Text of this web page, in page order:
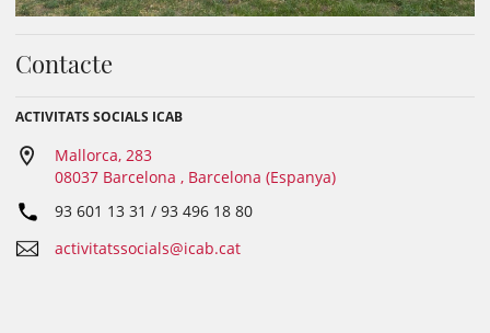
Contacte
ACTIVITATS SOCIALS ICAB
Mallorca, 283
08037 Barcelona , Barcelona (Espanya)
93 601 13 31 / 93 496 18 80
activitatssocials@icab.cat